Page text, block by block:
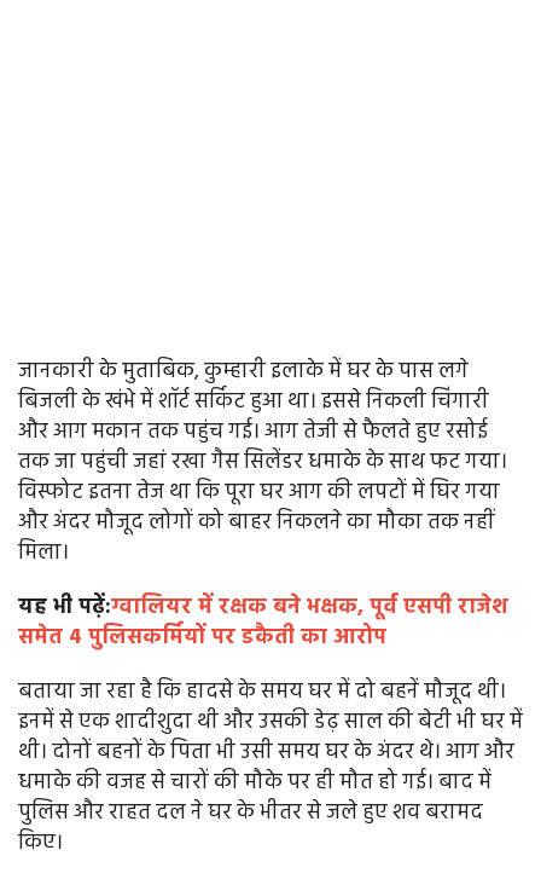
जानकारी के मुताबिक, कुम्हारी इलाके में घर के पास लगे
बिजली के खंभे में शॉर्ट सर्किट हुआ था। इससे निकली चिंगारी
और आग मकान तक पहुंच गई। आग तेजी से फैलते हुए रसोई
तक जा पहुंची जहां रखा गैस सिलेंडर धमाके के साथ फट गया।
विस्फोट इतना तेज था कि पूरा घर आग की लपटों में घिर गया
और अंदर मौजूद लोगों को बाहर निकलने का मौका तक नहीं
मिला।
यह भी पढ़ें:ग्वालियर में रक्षक बने भक्षक, पूर्व एसपी राजेश
समेत 4 पुलिसकर्मियों पर डकैती का आरोप
बताया जा रहा है कि हादसे के समय घर में दो बहनें मौजूद थी।
इनमें से एक शादीशुदा थी और उसकी डेढ़ साल की बेटी भी घर में
थी। दोनों बहनों के पिता भी उसी समय घर के अंदर थे। आग और
धमाके की वजह से चारों की मौके पर ही मौत हो गई। बाद में
पुलिस और राहत दल ने घर के भीतर से जले हुए शव बरामद
किए।